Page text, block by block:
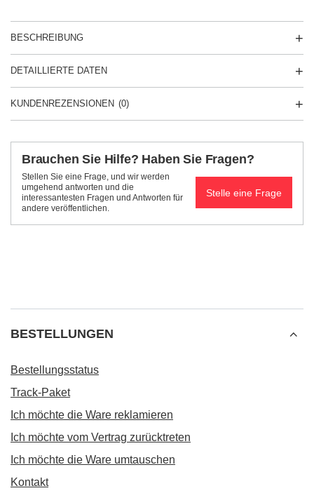
BESCHREIBUNG
DETAILLIERTE DATEN
KUNDENREZENSIONEN (0)
Brauchen Sie Hilfe? Haben Sie Fragen?
Stellen Sie eine Frage, und wir werden
umgehend antworten und die
interessantesten Fragen und Antworten für
andere veröffentlichen.
Stelle eine Frage
BESTELLUNGEN
Bestellungsstatus
Track-Paket
Ich möchte die Ware reklamieren
Ich möchte vom Vertrag zurücktreten
Ich möchte die Ware umtauschen
Kontakt